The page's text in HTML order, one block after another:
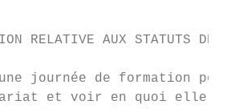
RELATIVE AUX STATUTS DES
journée de formation pour
et voir en quoi elle